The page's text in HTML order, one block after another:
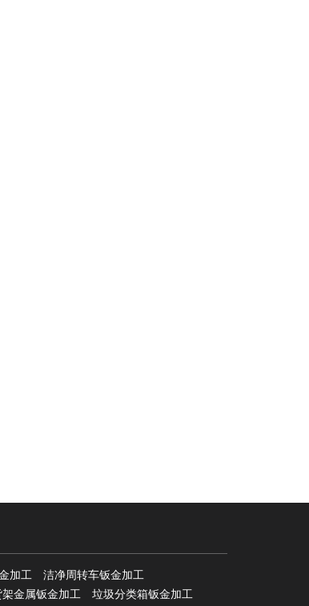
加工
洁净周转车钣金加工
架金属钣金加工
垃圾分类箱钣金加工